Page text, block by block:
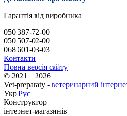
Гарантія від виробника
050 387-72-00
050 507-02-00
068 601-03-03
Контакти
Повна версія сайту
© 2021—2026
Vet-preparaty - ветеринарний
Укр Рус
Конструктор
інтернет-магазинів